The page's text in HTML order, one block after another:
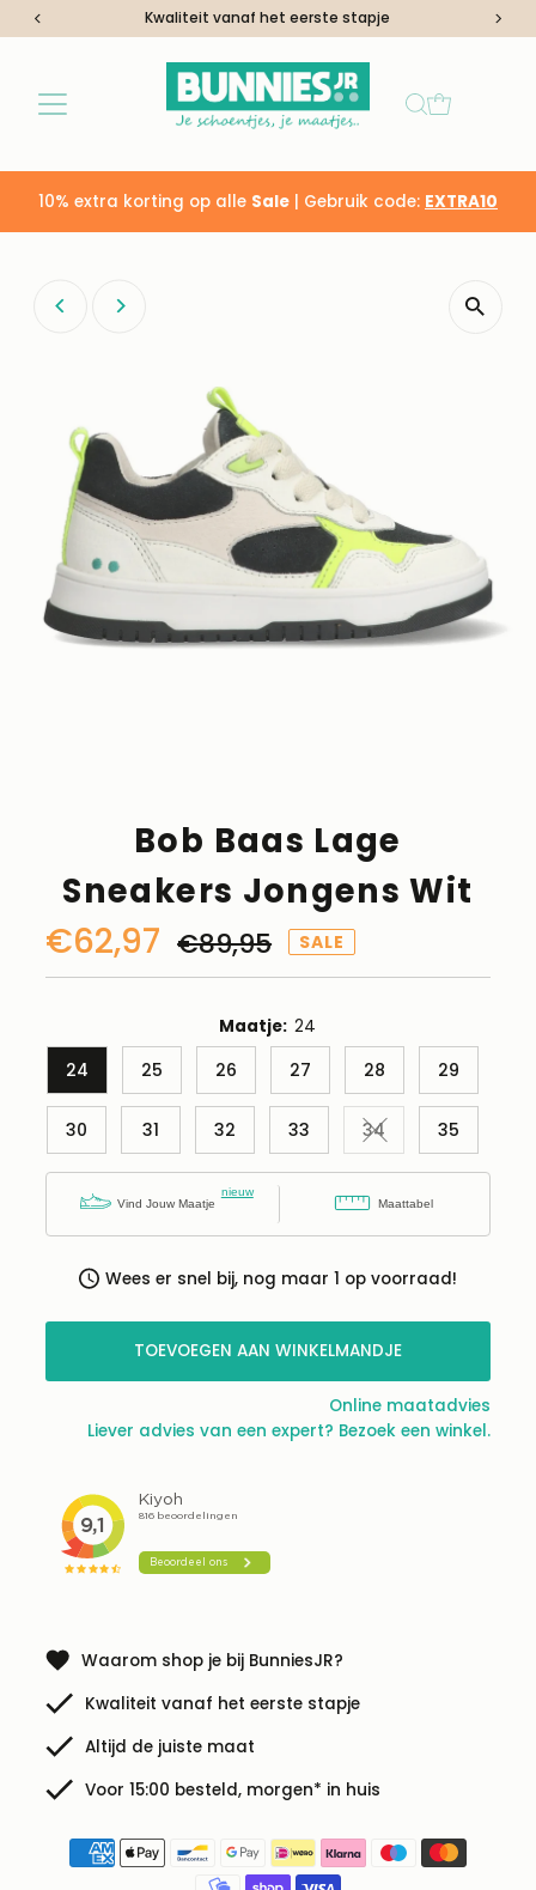
Ga naar inhoudKwaliteit vanaf het eerste stapje
10% extra korting op alle Sale | Gebruik code: EXTRA10
Bob Baas Lage
Sneakers Jongens Wit
Kortingsprijs
€62,97 Normale
prijs
€89,95 SALE
Maatje: 24
24 25 26 27 28 29
30 31 32 33 34Variant35
Vind Jouw Maatje Maattabel
Wees er snel bij, nog maar 1 op voorraad!
TOEVOEGEN AAN WINKELMANDJE
Online maatadvies
Liever advies van een expert? Bezoek een winkel.
Waarom shop je bij BunniesJR?
Kwaliteit vanaf het eerste stapje
Altijd de juiste maat
Voor 15:00 besteld, morgen* in huis